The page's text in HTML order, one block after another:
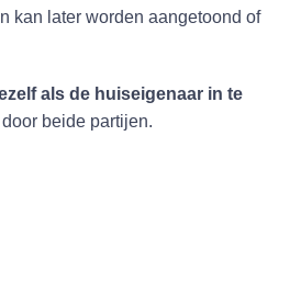
kan later worden aangetoond of
als de huiseigenaar in te
beide partijen.